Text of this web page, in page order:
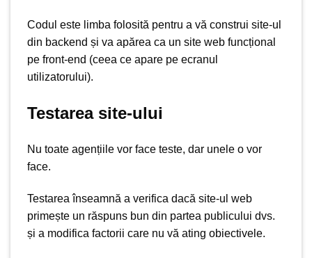
Codul este limba folosită pentru a vă construi site-ul
din backend și va apărea ca un site web funcțional
pe front-end (ceea ce apare pe ecranul
utilizatorului).
Testarea site-ului
Nu toate agențiile vor face teste, dar unele o vor
face.
Testarea înseamnă a verifica dacă site-ul web
primește un răspuns bun din partea publicului dvs.
și a modifica factorii care nu vă ating obiectivele.